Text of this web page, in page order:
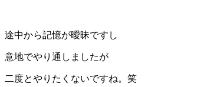
途中から記憶が曖昧ですし
意地でやり通しましたが
二度とやりたくないですね。笑